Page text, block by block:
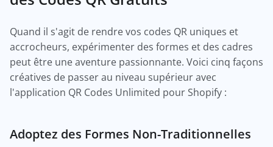
Quand il s'agit de rendre vos codes QR uniques et
accrocheurs, expérimenter des formes et des cadres
peut être une aventure passionnante. Voici cinq façons
créatives de passer au niveau supérieur avec
l'application QR Codes Unlimited pour Shopify :
Adoptez des Formes Non-Traditionnelles